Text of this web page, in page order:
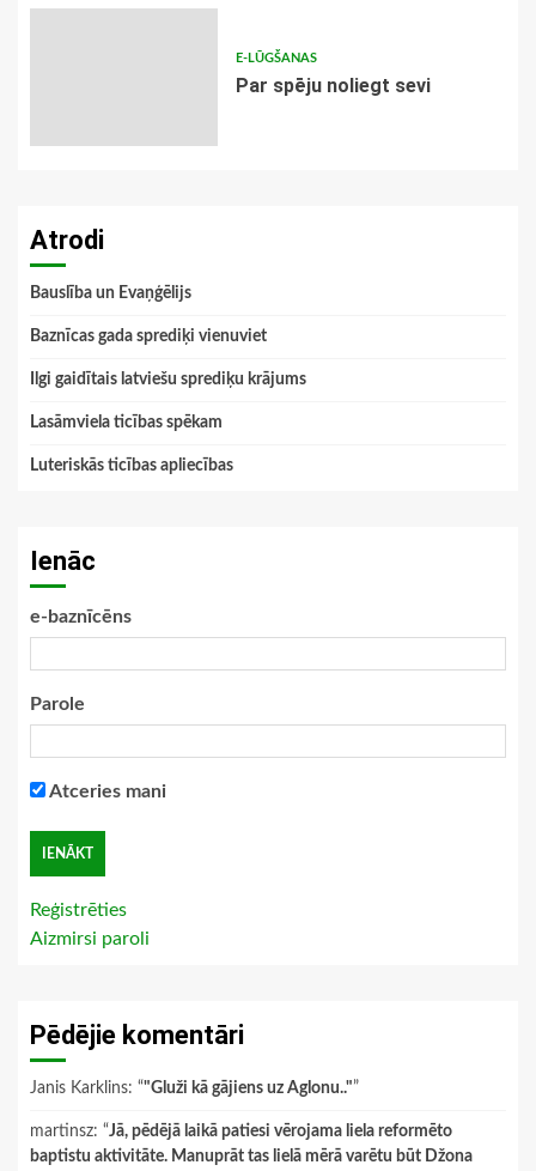
E-LŪGŠANAS
Par spēju noliegt sevi
Atrodi
Bauslība un Evaņģēlijs
Baznīcas gada sprediķi vienuviet
Ilgi gaidītais latviešu sprediķu krājums
Lasāmviela ticības spēkam
Luteriskās ticības apliecības
Ienāc
e-baznīcēns
Parole
Atceries mani
Reģistrēties
Aizmirsi paroli
Pēdējie komentāri
Janis Karklins: “"Gluži kā gājiens uz Aglonu.."”
martinsz: “Jā, pēdējā laikā patiesi vērojama liela reformēto
baptistu aktivitāte. Manuprāt tas lielā mērā varētu būt Džona